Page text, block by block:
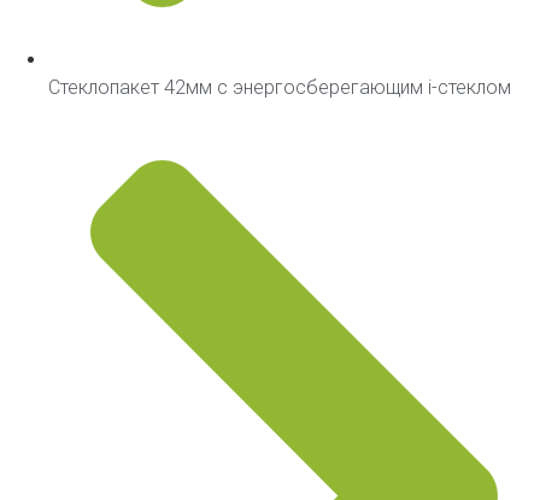
Стеклопакет 42мм с энергосберегающим i-стеклом